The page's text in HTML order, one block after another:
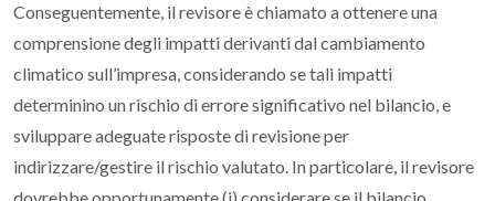
Conseguentemente, il revisore è chiamato a ottenere una
comprensione degli impatti derivanti dal cambiamento
climatico sull’impresa, considerando se tali impatti
determinino un rischio di errore significativo nel bilancio, e
sviluppare adeguate risposte di revisione per
indirizzare/gestire il rischio valutato. In particolare, il revisore